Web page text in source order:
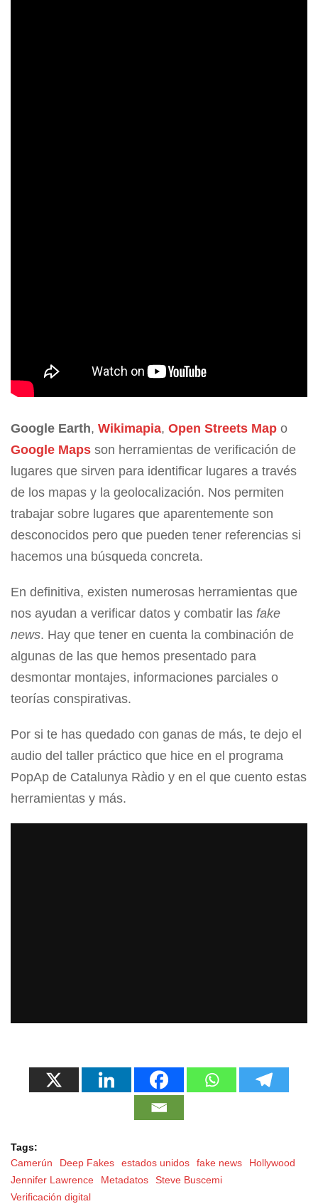
Google Earth, Wikimapia, Open Streets Map o
Google Maps son herramientas de verificación de
lugares que sirven para identificar lugares a través
de los mapas y la geolocalización. Nos permiten
trabajar sobre lugares que aparentemente son
desconocidos pero que pueden tener referencias si
hacemos una búsqueda concreta.
En definitiva, existen numerosas herramientas que
nos ayudan a verificar datos y combatir las fake
news. Hay que tener en cuenta la combinación de
algunas de las que hemos presentado para
desmontar montajes, informaciones parciales o
teorías conspirativas.
Por si te has quedado con ganas de más, te dejo el
audio del taller práctico que hice en el programa
PopAp de Catalunya Ràdio y en el que cuento estas
herramientas y más.
Tags:
Camerún
Deep Fakes estados unidos fake news
Hollywood
Jennifer Lawrence
Metadatos
Steve Buscemi
Verificación digital